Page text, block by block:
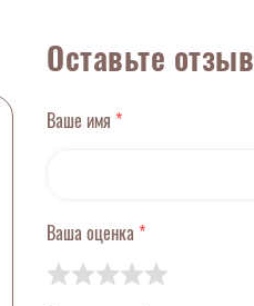
Оставьте отзыв
Ваше имя *
Ваша оценка *